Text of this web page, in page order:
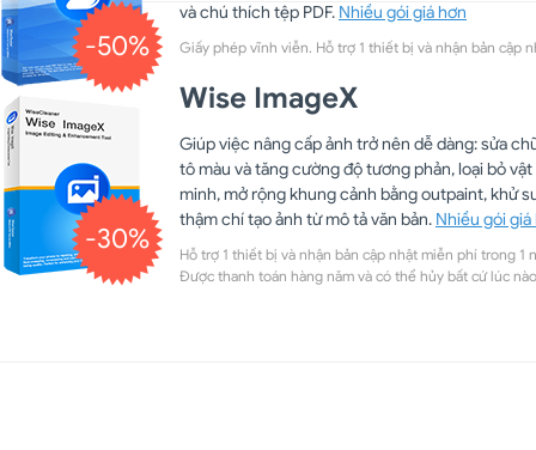
-50%
và chú thích tệp PDF. Nhiều gói giá hơn
Giấy phép vĩnh viễn. Hỗ trợ 1 thiết bị và nhận bản cập
-30%
Wise ImageX
Giúp việc nâng cấp ảnh trở nên dễ dàng: sửa
tô màu và tăng cường độ tương phản, loại bỏ
minh, mở rộng khung cảnh bằng outpaint, khử
thậm chí tạo ảnh từ mô tả văn bản. Nhiều gói giá
Hỗ trợ 1 thiết bị và nhận bản cập nhật miễn phí trong 1
Được thanh toán hàng năm và có thể hủy bất cứ lúc